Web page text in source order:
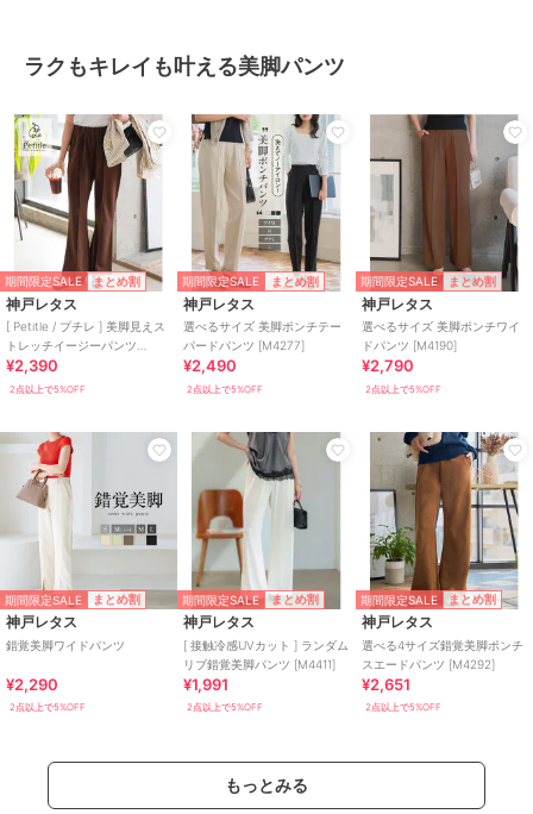
ラクもキレイも叶える美脚パンツ
期間限定SALE まとめ割
神戸レタス
[ Petitle / プチレ ] 美脚見えス
トレッチイージーパンツ
[M4266]
¥2,390
2点以上で5%OFF
期間限定SALE まとめ割
神戸レタス
選べるサイズ 美脚ポンチテー
パードパンツ [M4277]
¥2,490
2点以上で5%OFF
期間限定SALE まとめ割
神戸レタス
選べるサイズ 美脚ポンチワイ
ドパンツ [M4190]
¥2,790
2点以上で5%OFF
期間限定SALE まとめ割
神戸レタス
錯覚美脚ワイドパンツ
¥2,290
2点以上で5%OFF
期間限定SALE まとめ割
神戸レタス
[ 接触冷感UVカット ] ランダム
リブ錯覚美脚パンツ [M4411]
¥1,991
2点以上で5%OFF
期間限定SALE まとめ割
神戸レタス
選べる4サイズ錯覚美脚ポンチ
スエードパンツ [M4292]
¥2,651
2点以上で5%OFF
もっとみる